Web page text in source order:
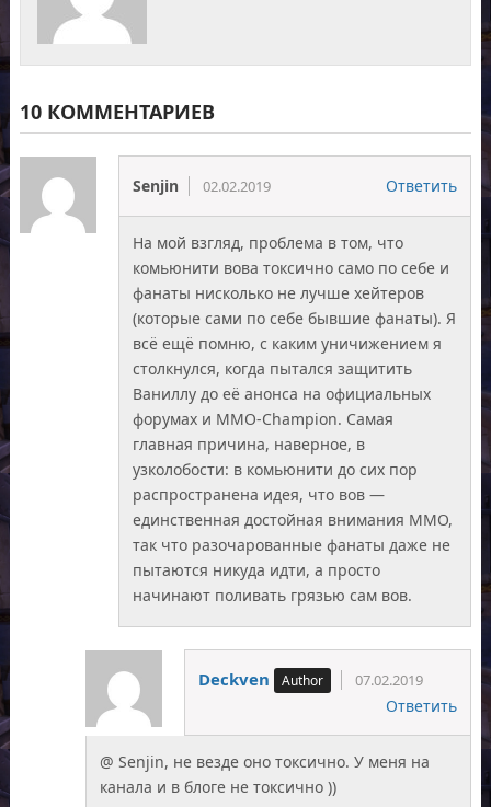
10 КОММЕНТАРИЕВ
Senjin 02.02.2019 Ответить
На мой взгляд, проблема в том, что
комьюнити вова токсично само по себе и
фанаты нисколько не лучше хейтеров
(которые сами по себе бывшие фанаты). Я
всё ещё помню, с каким уничижением я
столкнулся, когда пытался защитить
Ваниллу до её анонса на официальных
форумах и MMO-Champion. Самая
главная причина, наверное, в
узколобости: в комьюнити до сих пор
распространена идея, что вов —
единственная достойная внимания ММО,
так что разочарованные фанаты даже не
пытаются никуда идти, а просто
начинают поливать грязью сам вов.
Deckven 07.02.2019
Ответить
@ Senjin, не везде оно токсично. У меня на
канала и в блоге не токсично ))